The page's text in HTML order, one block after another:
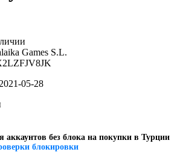
Games S.L.
05-28
аккаунтов без блока на покупки в Турции
блокировки